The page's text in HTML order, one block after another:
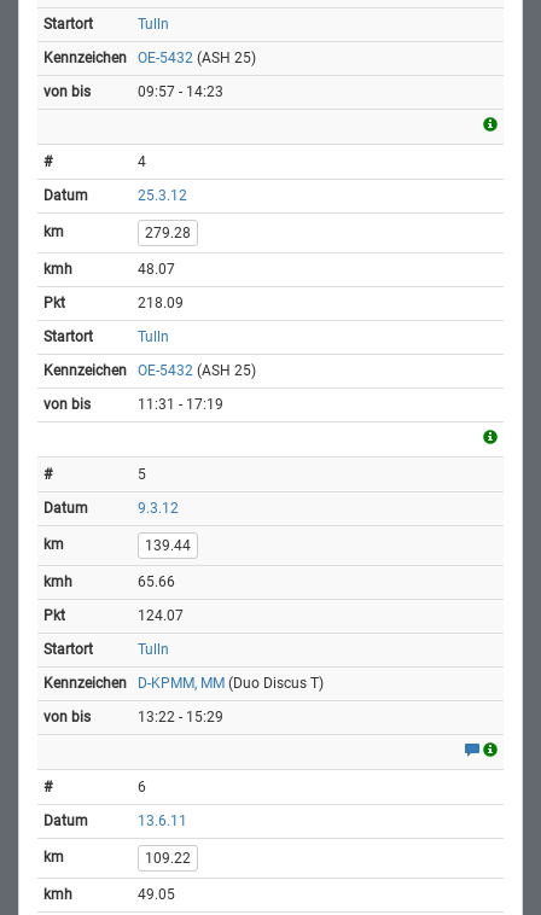
Tulln
OE-5432 (ASH 25)
09:57 - 14:23
4
25.3.12
279.28
48.07
218.09
Tulln
OE-5432 (ASH 25)
11:31 - 17:19
5
9.3.12
139.44
65.66
124.07
Tulln
D-KPMM, MM (Duo Discus T)
13:22 - 15:29
6
13.6.11
109.22
49.05